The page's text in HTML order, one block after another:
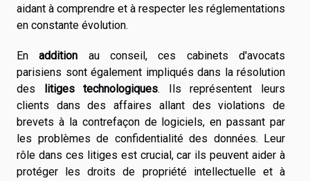
aidant à comprendre et à respecter les réglementations
en constante évolution.
Enaddition au conseil, ces cabinets d'avocats
parisiens sont également impliqués dans la résolution
des
litiges technologiques. Ils représentent leurs
clients dans des affaires allant des violations de
brevets à la contrefaçon de logiciels, en passant par
les problèmes de confidentialité des données. Leur
rôle dans ces litiges est crucial, car ils peuvent aider à
protéger les droits de propriété intellectuelle et à